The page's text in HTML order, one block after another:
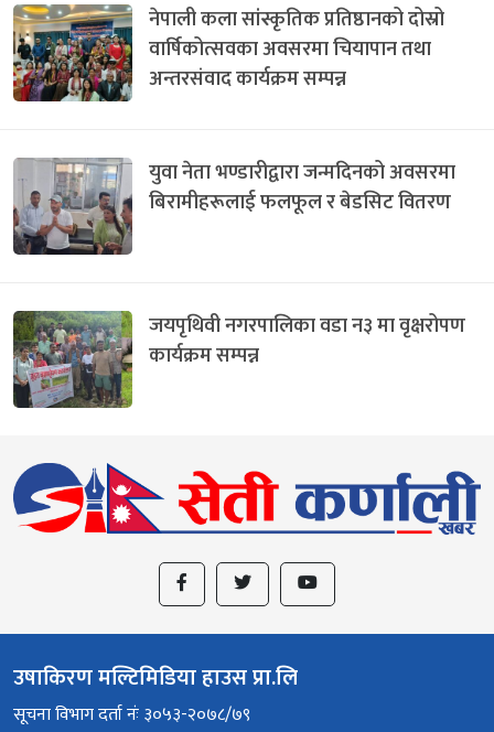
नेपाली कला सांस्कृतिक प्रतिष्ठानको दोस्रो
वार्षिकोत्सवका अवसरमा चियापान तथा
अन्तरसंवाद कार्यक्रम सम्पन्न
युवा नेता भण्डारीद्वारा जन्मदिनको अवसरमा
बिरामीहरूलाई फलफूल र बेडसिट वितरण
जयपृथिवी नगरपालिका वडा न३ मा वृक्षरोपण
कार्यक्रम सम्पन्न
उषाकिरण मल्टिमिडिया हाउस प्रा.लि
सूचना विभाग दर्ता नंः ३०५३-२०७८/७९